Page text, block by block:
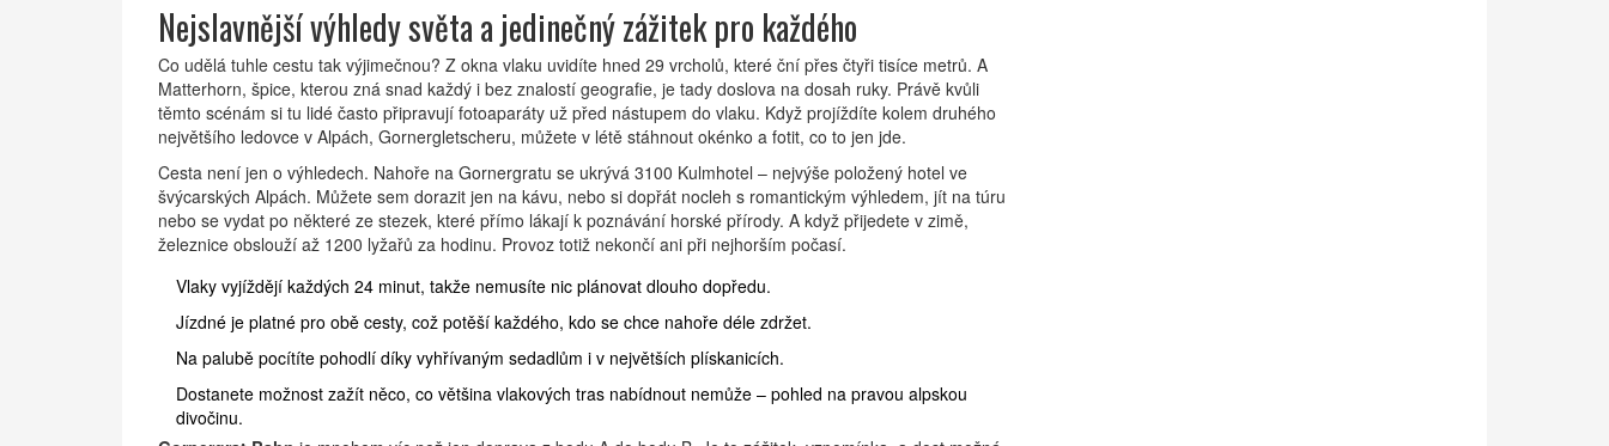
Nejslavnější výhledy světa a jedinečný zážitek pro každého
Co udělá tuhle cestu tak výjimečnou? Z okna vlaku uvidíte hned 29 vrcholů, které ční přes čtyři tisíce metrů. A
Matterhorn, špice, kterou zná snad každý i bez znalostí geografie, je tady doslova na dosah ruky. Právě kvůli
těmto scénám si tu lidé často připravují fotoaparáty už před nástupem do vlaku. Když projíždíte kolem druhého
největšího ledovce v Alpách, Gornergletscheru, můžete v létě stáhnout okénko a fotit, co to jen jde.
Cesta není jen o výhledech. Nahoře na Gornergratu se ukrývá 3100 Kulmhotel – nejvýše položený hotel ve
švýcarských Alpách. Můžete sem dorazit jen na kávu, nebo si dopřát nocleh s romantickým výhledem, jít na túru
nebo se vydat po některé ze stezek, které přímo lákají k poznávání horské přírody. A když přijedete v zimě,
železnice obslouží až 1200 lyžařů za hodinu. Provoz totiž nekončí ani při nejhorším počasí.
Vlaky vyjíždějí každých 24 minut, takže nemusíte nic plánovat dlouho dopředu.
Jízdné je platné pro obě cesty, což potěší každého, kdo se chce nahoře déle zdržet.
Na palubě pocítíte pohodlí díky vyhřívaným sedadlům i v největších plískanicích.
Dostanete možnost zažít něco, co většina vlakových tras nabídnout nemůže – pohled na pravou alpskou
divočinu.